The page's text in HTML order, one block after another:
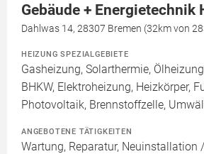
Gebäude + Energietechnik
Dahlwas 14, 28307 Bremen (32km von
HEIZUNG SPEZIALGEBIETE
Gasheizung, Solarthermie,
BHKW, Elektroheizung, Heizkörper,
Photovoltaik, Brennstoffzelle,
ANGEBOTENE TÄTIGKEITEN
Wartung, Reparatur, Neuinstallation